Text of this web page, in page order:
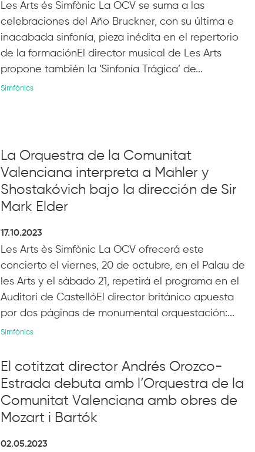
Les Arts és Simfònic La OCV se suma a las
celebraciones del Año Bruckner, con su última e
inacabada sinfonía, pieza inédita en el repertorio
de la formaciónEl director musical de Les Arts
propone también la ‘Sinfonía Trágica’ de...
Simfònics
La Orquestra de la Comunitat
Valenciana interpreta a Mahler y
Shostakóvich bajo la dirección de Sir
Mark Elder
17.10.2023
Les Arts ès Simfònic La OCV ofrecerá este
concierto el viernes, 20 de octubre, en el Palau de
les Arts y el sábado 21, repetirá el programa en el
Auditori de CastellóEl director británico apuesta
por dos páginas de monumental orquestación:...
Simfònics
El cotitzat director Andrés Orozco-
Estrada debuta amb l’Orquestra de la
Comunitat Valenciana amb obres de
Mozart i Bartók
02.05.2023